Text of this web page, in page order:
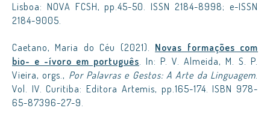
Lisboa: NOVA FCSH, pp.45-50. ISSN 2184-8998; e-ISSN
2184-9005.
Caetano, Maria do Céu (2021). Novas formações com
bio- e -ívoro em português. In: P. V. Almeida, M. S. P.
Vieira, orgs., Por Palavras e Gestos: A Arte da Linguagem.
Vol. IV. Curitiba: Editora Artemis, pp.165-174. ISBN 978-
65-87396-27-9.